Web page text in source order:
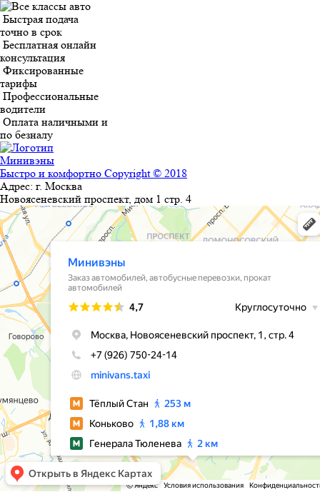
Быстрая подача
точно в срок
Бесплатная онлайн
консультация
Фиксированные
тарифы
Профессиональные
водители
Оплата наличными и
по безналу
Минивэны
Быстро и комфортно Copyright © 2018
Адрес: г. Москва
Новоясеневский проспект, дом 1 стр. 4